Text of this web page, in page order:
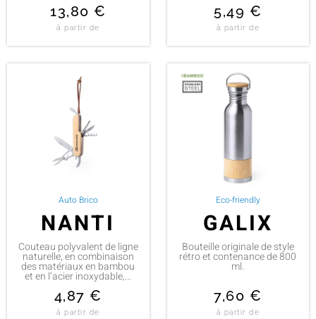
13,80 €
à partir de
5,49 €
à partir de
Auto Brico
NANTI
Couteau polyvalent de ligne
naturelle, en combinaison
des matériaux en bambou
et en l’acier inoxydable,...
4,87€
à partir de
Eco-friendly
GALIX
Bouteille originale de style
rétro et contenance de 800
ml.
7,60 €
à partir de